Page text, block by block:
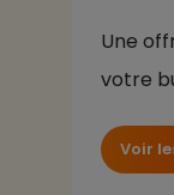
Une
votre
Voir